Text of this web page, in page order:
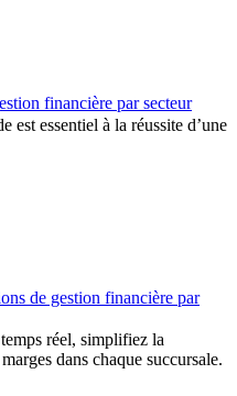
financière par secteur
essentiel à la réussite d’une
de gestion financière par
réel, simplifiez la
dans chaque succursale.